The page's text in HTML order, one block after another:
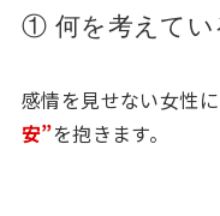
① 何を考えてい
感情を見せない女性
安”を抱きます。